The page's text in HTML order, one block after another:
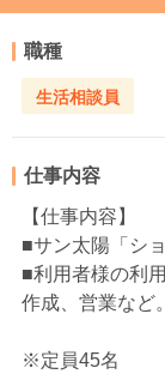
職種
生活相談員
仕事内容
【仕事内容】
■サン太陽「シ
■利用者様の利
作成、営業など。
※定員45名